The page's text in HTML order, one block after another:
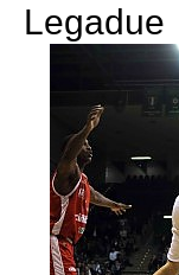
Legadue